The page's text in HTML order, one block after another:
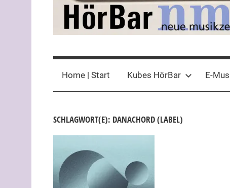
HörBar
der
nmz
Home | Start Kubes HörBar E-
SCHLAGWORT(E): DANACHORD (LABEL)